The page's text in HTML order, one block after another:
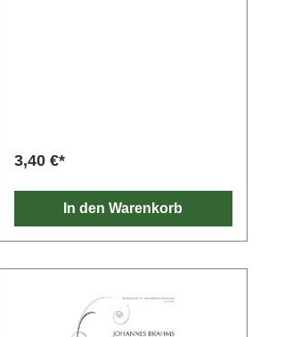
3,40 €*
In den Warenkorb